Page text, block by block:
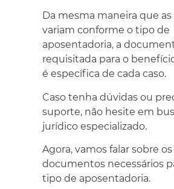
Da mesma maneira que
variam conforme o tipo de
aposentadoria, a
requisitada para o
é específica de cada caso.
Caso tenha dúvidas ou
suporte, não hesite em
jurídico especializado.
Agora, vamos falar sobre os
documentos necessários
tipo de aposentadoria.